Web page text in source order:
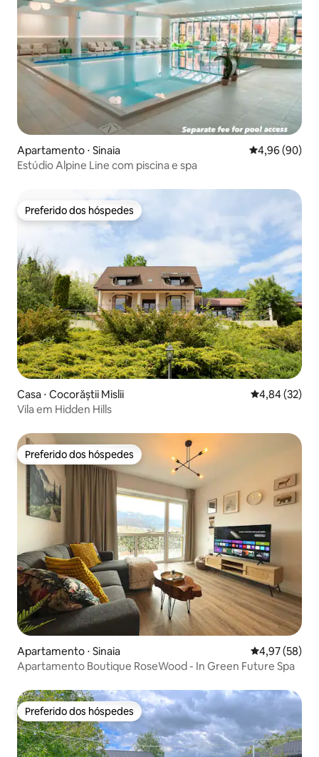
Apartamento ⋅ Sinaia 4,96 de uma
4,96 (90)
Estúdio Alpine Line com piscina e spa
Preferido dos hóspedes
Preferido dos hóspedes
Casa ⋅ Cocorăștii Mislii 4,84 de uma
4,84 (32)
Vila em Hidden Hills
Preferido dos hóspedes
Preferido dos hóspedes
Apartamento ⋅ Sinaia 4,97 de uma
4,97 (58)
Apartamento Boutique RoseWood - In Green Future Spa
Preferido dos hóspedes
Preferido dos hóspedes